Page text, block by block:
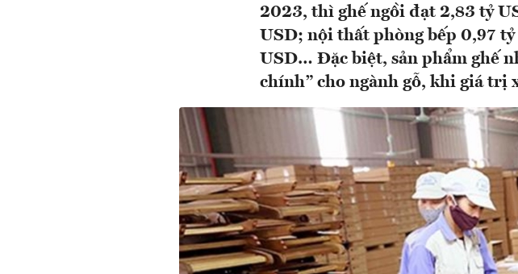
2023, thì ghế ngồi đạt 2,83 tỷ
USD; nội thất phòng bếp 0,97
USD… Đặc biệt, sản phẩm ghế
chính” cho ngành gỗ, khi giá trị